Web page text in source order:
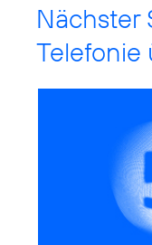
Nächster
Telefonie